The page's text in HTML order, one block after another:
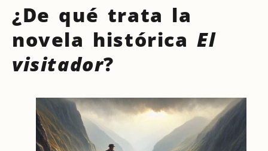
¿De qué trata la
novela históricaEl
visitador?